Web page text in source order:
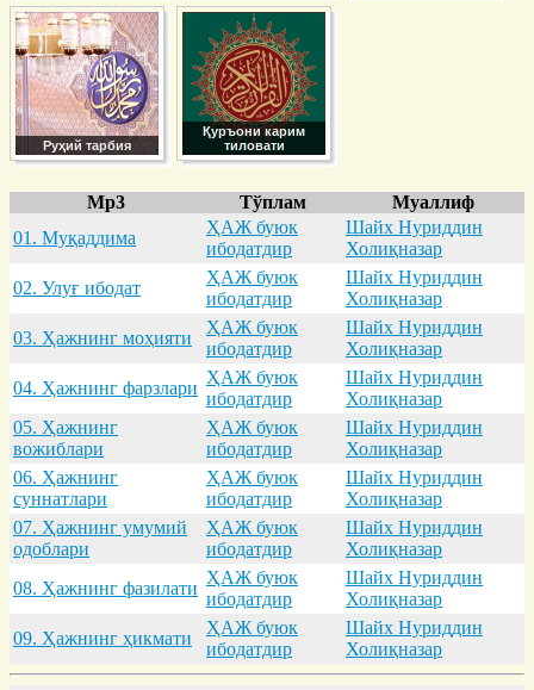
Руҳий тарбия
Қуръони карим
тиловати
Mp3 Тўплам
Муаллиф
01. Муқaддимa
ҲАЖ буюк
ибодатдир
Шайх Нуриддин
Холиқназар
02. Улуғ ибодaт
ҲАЖ буюк
ибодатдир
Шайх Нуриддин
Холиқназар
03. Ҳaжнинг моҳияти
ҲАЖ буюк
ибодатдир
Шайх Нуриддин
Холиқназар
04. Ҳaжнинг фaрзлaри
ҲАЖ буюк
ибодатдир
Шайх Нуриддин
Холиқназар
05. Ҳaжнинг
вожиблaри
ҲАЖ буюк
ибодатдир
Шайх Нуриддин
Холиқназар
06. Ҳaжнинг
суннaтлaри
ҲАЖ буюк
ибодатдир
Шайх Нуриддин
Холиқназар
07. Ҳaжнинг умумий
одоблaри
ҲАЖ буюк
ибодатдир
Шайх Нуриддин
Холиқназар
08. Ҳaжнинг фaзилaти
ҲАЖ буюк
ибодатдир
Шайх Нуриддин
Холиқназар
09. Ҳaжнинг ҳикмaти
ҲАЖ буюк
ибодатдир
Шайх Нуриддин
Холиқназар